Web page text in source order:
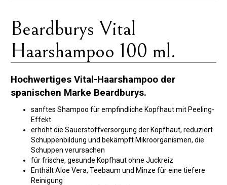
Beardburys Vital
Haarshampoo 100 ml.
Hochwertiges Vital-Haarshampoo der
spanischen Marke Beardburys.
sanftes Shampoo für empfindliche Kopfhaut mit Peeling-
Effekt
erhöht die Sauerstoffversorgung der Kopfhaut, reduziert
Schuppenbildung und bekämpft Mikroorganismen, die
Schuppen verursachen
für frische, gesunde Kopfhaut ohne Juckreiz
Enthält Aloe Vera, Teebaum und Minze für eine tiefere
Reinigung